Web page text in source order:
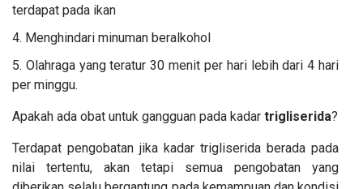
terdapat pada ikan
Menghindari minuman beralkohol
Olahraga yang teratur 30 menit per hari lebih dari 4 hari
per minggu.
Apakah ada obat untuk gangguan pada kadar trigliserida?
Terdapat pengobatan jika kadar trigliserida berada pada
nilai tertentu, akan tetapi semua pengobatan yang